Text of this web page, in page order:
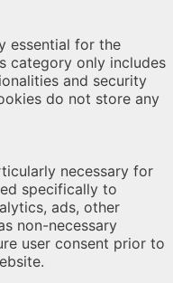
essential for the
category only includes
and security
do not store any
necessary for
specifically to
ads, other
non-necessary
user consent prior to